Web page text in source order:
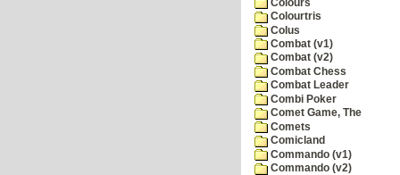
Colours
Colourtris
Colus
Combat (v1)
Combat (v2)
Combat Chess
Combat Leader
Combi Poker
Comet Game, The
Comets
Comicland
Commando (v1)
Commando (v2)